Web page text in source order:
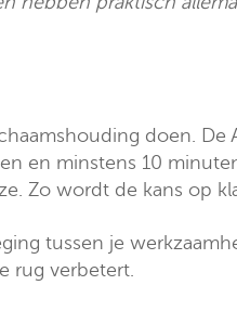
doen. De
en minstens 10
Zo wordt de kans op
tussen je
rug verbetert.